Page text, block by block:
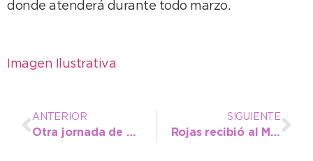
donde atenderá durante todo marzo.
Imagen Ilustrativa
ANTERIOR
Otra jornada de bajas temperaturas en el distrito
SIGUIENTE
Rojas recibió al Movimiento Scout quien pretende invertir en la base de campamento